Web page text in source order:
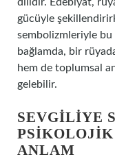
gücüyle
sembolizmleriyle bu
bağlamda, bir
hem de toplumsal
gelebilir.
SEVGILIYE
ANLAM